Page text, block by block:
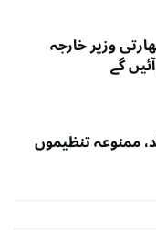
وزیر خارجہ
گے
ممنوعہ تنظیموں